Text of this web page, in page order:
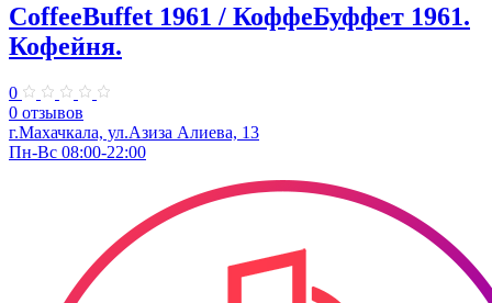
CoffeeBuffet 1961 / КоффеБуффет 1961.
Кофейня.
0
0 отзывов
г.Махачкала, ул.Азиза Алиева, 13
Пн-Вс 08:00-22:00